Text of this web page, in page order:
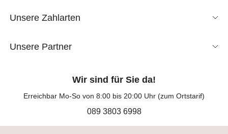
Unsere Zahlarten
Unsere Partner
Wir sind für Sie da!
Erreichbar Mo-So von 8:00 bis 20:00 Uhr (zum Ortstarif)
089 3803 6998